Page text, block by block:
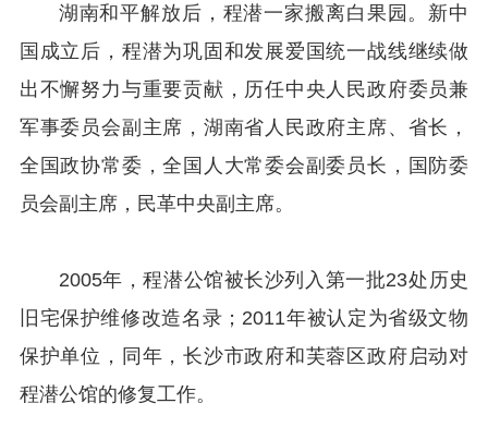
湖南和平解放后，程潜一家搬离白果园。新中
国成立后，程潜为巩固和发展爱国统一战线继续做
出不懈努力与重要贡献，历任中央人民政府委员兼
军事委员会副主席，湖南省人民政府主席、省长，
全国政协常委，全国人大常委会副委员长，国防委
员会副主席，民革中央副主席。
2005年，程潜公馆被长沙列入第一批23处历史
旧宅保护维修改造名录；2011年被认定为省级文物
保护单位，同年，长沙市政府和芙蓉区政府启动对
程潜公馆的修复工作。